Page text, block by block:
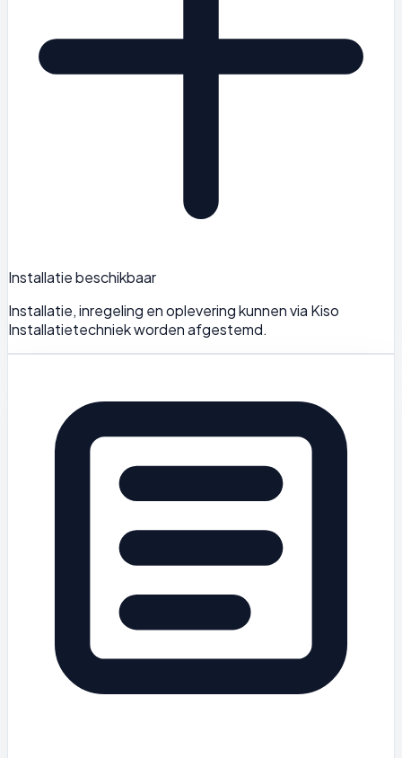
Installatie beschikbaar
Installatie, inregeling en oplevering kunnen via Kiso
Installatietechniek worden afgestemd.